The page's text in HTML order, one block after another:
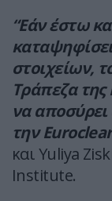
“Εάν έστω
στοιχείων,
Τράπεζα
να
την Euroclear
και Yuliya
Institute.